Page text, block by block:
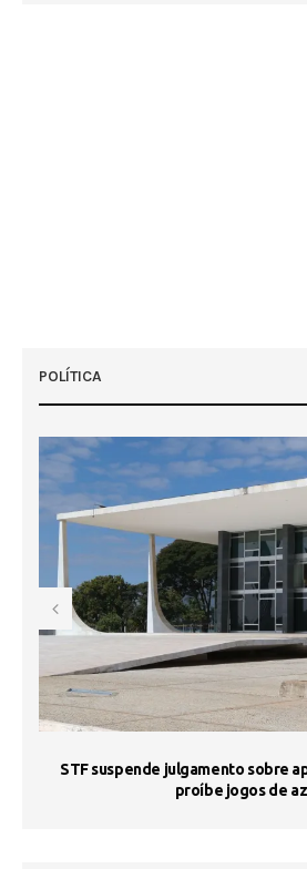
POLÍTICA
STF suspende julgamento sobre
proíbe jogos de